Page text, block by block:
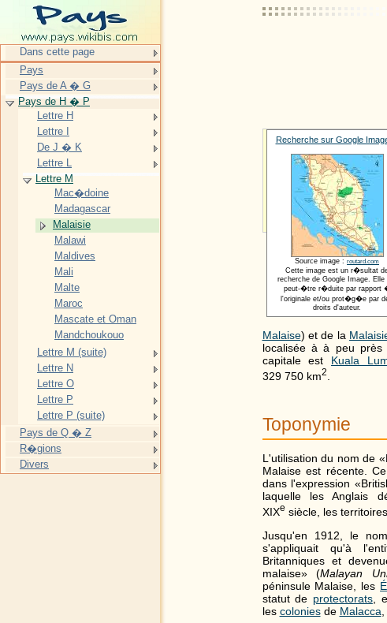
Recherche sur Google
Source image : routard.com
Cette image est un r�sultat
recherche de Google Image. Elle
peut-�tre r�duite par rapport
l'originale et/ou prot�g�e par
droits d'auteur.
Malaise) et de la
localisée à à peu près
capitale est Kuala
329 750 km2
Toponymie
L'utilisation du nom de
Malaise est récente.
dans l'expression
laquelle les Anglais
XIXe siècle, les
Jusqu'en 1912, le
s'appliquait qu'à
Britanniques et
malaise» (Malayan
péninsule Malaise, les
statut de protectorats,
les coloniesde Malacca
Dans cette page
Pays
Pays de A � G
Pays de H � P
Lettre H
Lettre I
De J � K
Lettre L
Lettre M
Mac�doine
Madagascar
Malaisie
Malawi
Maldives
Mali
Malte
Maroc
Mascate et Oman
Mandchoukouo
Lettre M (suite)
Lettre N
Lettre O
Lettre P
Lettre P (suite)
Pays de Q � Z
R�gions
Divers